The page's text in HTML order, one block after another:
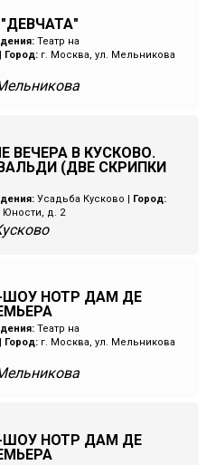
Театр на
Город: г. Москва, ул. Мельникова
ВЕЧЕРА В КУСКОВО.
(ДВЕ СКРИПКИ
Усадьба Кусково
Город:
Юности, д. 2
НОТР ДАМ ДЕ
Театр на
Город: г. Москва, ул. Мельникова
НОТР ДАМ ДЕ